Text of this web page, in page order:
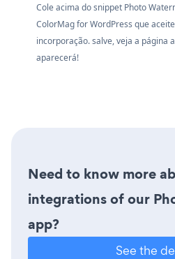
Cole acima do snippet Photo
ColorMag for WordPress que
incorporação. salve, veja a página
aparecerá!
Need to know more
integrations of our
app?
See the